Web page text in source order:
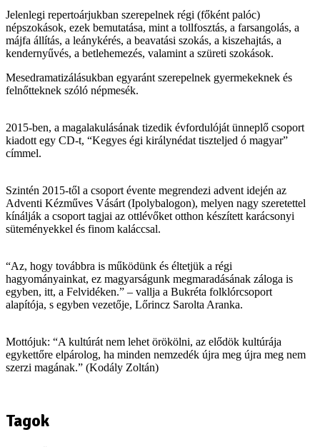
Jelenlegi repertoárjukban szerepelnek régi (főként palóc)
népszokások, ezek bemutatása, mint a tollfosztás, a farsangolás, a
májfa állítás, a leánykérés, a beavatási szokás, a kiszehajtás, a
kendernyűvés, a betlehemezés, valamint a szüreti szokások.
Mesedramatizálásukban egyaránt szerepelnek gyermekeknek és
felnőtteknek szóló népmesék.
2015-ben, a magalakulásának tizedik évfordulóját ünneplő csoport
kiadott egy CD-t, “Kegyes égi királynédat tiszteljed ó magyar”
címmel.
Szintén 2015-től a csoport évente megrendezi advent idején az
Adventi Kézműves Vásárt (Ipolybalogon), melyen nagy szeretettel
kínálják a csoport tagjai az ottlévőket otthon készített karácsonyi
süteményekkel és finom kaláccsal.
“Az, hogy továbbra is működünk és éltetjük a régi
hagyományainkat, ez magyarságunk megmaradásának záloga is
egyben, itt, a Felvidéken.” – vallja a Bukréta folklórcsoport
alapítója, s egyben vezetője, Lőrincz Sarolta Aranka.
Mottójuk: “A kultúrát nem lehet örökölni, az elődök kultúrája
egykettőre elpárolog, ha minden nemzedék újra meg újra meg nem
szerzi magának.” (Kodály Zoltán)
Tagok